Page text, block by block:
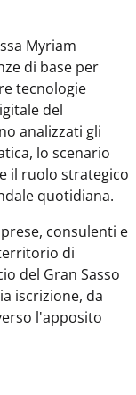
Myriam
di base per
tecnologie
del
analizzati gli
lo scenario
il ruolo strategico
quotidiana.
consulenti e
di
del Gran Sasso
iscrizione, da
l'apposito